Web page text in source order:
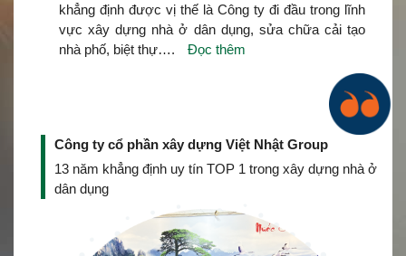
khẳng định được vị thế là Công ty đi đầu trong lĩnh
vực xây dựng nhà ở dân dụng, sửa chữa cải tạo
nhà phố, biệt thự….
Đọc thêm
Công ty cổ phần xây dựng Việt Nhật Group
13 năm khẳng định uy tín TOP 1 trong xây dựng nhà ở
dân dụng